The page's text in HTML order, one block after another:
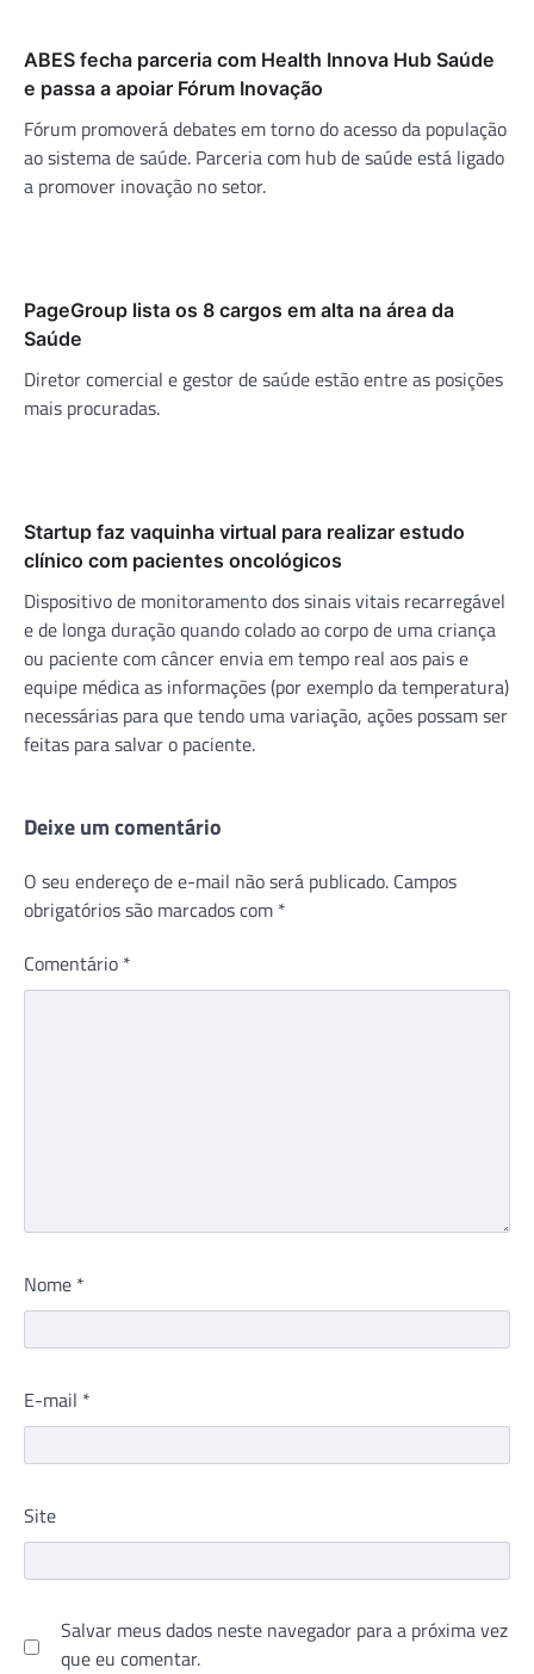
ABES fecha parceria com Health Innova Hub Saúde
e passa a apoiar Fórum Inovação
Fórum promoverá debates em torno do acesso da população
ao sistema de saúde. Parceria com hub de saúde está ligado
a promover inovação no setor.
PageGroup lista os 8 cargos em alta na área da
Saúde
Diretor comercial e gestor de saúde estão entre as posições
mais procuradas.
Startup faz vaquinha virtual para realizar estudo
clínico com pacientes oncológicos
Dispositivo de monitoramento dos sinais vitais recarregável
e de longa duração quando colado ao corpo de uma criança
ou paciente com câncer envia em tempo real aos pais e
equipe médica as informações (por exemplo da temperatura)
necessárias para que tendo uma variação, ações possam ser
feitas para salvar o paciente.
Deixe um comentário
O seu endereço de e-mail não será publicado. Campos
obrigatórios são marcados com *
Comentário *
Nome *
E-mail *
Site
Salvar meus dados neste navegador para a próxima vez
que eu comentar.